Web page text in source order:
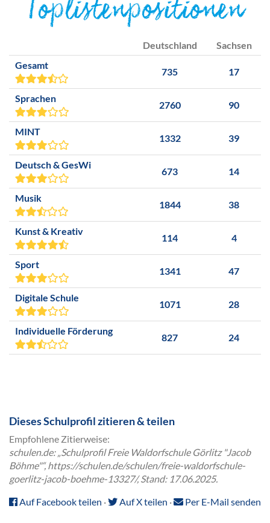
Toplistenpositionen
Deutschland
Sachsen
Gesamt
735 17
Sprachen
2760 90
MINT
1332 39
Deutsch & GesWi
673 14
Musik
1844 38
Kunst & Kreativ
114 4
Sport
1341 47
Digitale Schule
1071 28
Individuelle Förderung
827 24
Dieses Schulprofil zitieren & teilen
Empfohlene Zitierweise:
schulen.de: „Schulprofil Freie Waldorfschule Görlitz "Jacob
Böhme"“, https://schulen.de/schulen/freie-waldorfschule-
goerlitz-jacob-boehme-13327/, Stand: 17.06.2025.
Auf Facebook teilen · Auf X teilen · Per E-Mail senden